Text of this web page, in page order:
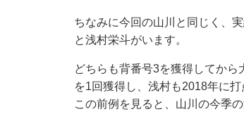
ちなみに今回の山川と同じく、
と浅村栄斗がいます。
どちらも背番号3を獲得してか
を1回獲得し、浅村も2018年に
この前例を見ると、山川の今季